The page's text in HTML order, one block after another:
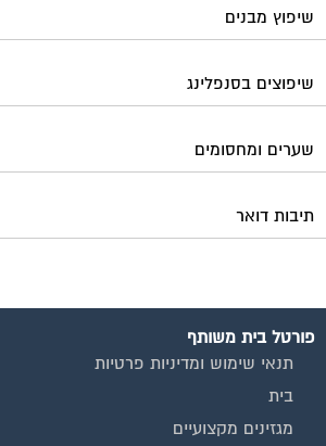
שיפוץ מבנים
שיפוצים בסנפלינג
שערים ומחסומים
תיבות דואר
פורטל בית משותף
תנאי שימוש ומדיניות פרטיות
בית
מגזינים מקצועיים